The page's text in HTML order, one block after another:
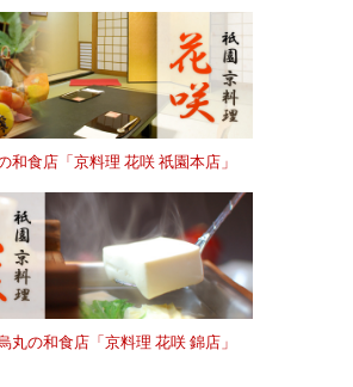
和食店「京料理 花咲 祇園本店」
丸の和食店「京料理 花咲 錦店」